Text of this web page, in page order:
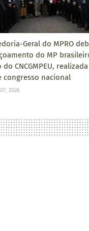
Geral do MPRO
do MP
CNCGMPEU, realizada
congresso nacional
2026